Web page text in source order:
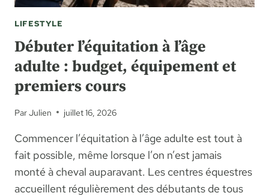
LIFESTYLE
Débuter l’équitation à l’âge
adulte : budget, équipement et
premiers cours
ParJulien juillet 16, 2026
Commencer l’équitation à l’âge adulte est tout à
fait possible, même lorsque l’on n’est jamais
monté à cheval auparavant. Les centres équestres
accueillent régulièrement des débutants de tous